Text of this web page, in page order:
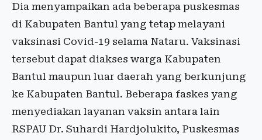
Dia menyampaikan ada beberapa puskesmas
di Kabupaten Bantul yang tetap melayani
vaksinasi Covid-19 selama Nataru. Vaksinasi
tersebut dapat diakses warga Kabupaten
Bantul maupun luar daerah yang berkunjung
ke Kabupaten Bantul. Beberapa faskes yang
menyediakan layanan vaksin antara lain
RSPAU Dr. Suhardi Hardjolukito, Puskesmas